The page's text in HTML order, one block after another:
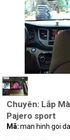
Chuyên: Lắp
Pajero sport
Mã: man hinh goi